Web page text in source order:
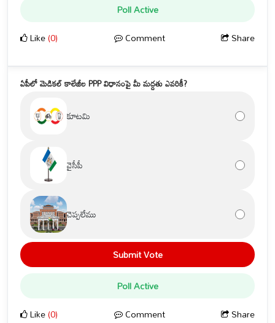
Poll Active
Like(0) Comment Share
ఏపీలో మెడికల్ కాలేజీల PPP విధానంపై మీ మద్దతు ఎవరికీ?
కూటమి
వైసీపీ
చెప్పలేము
Submit Vote
Poll Active
Like(0) Comment Share